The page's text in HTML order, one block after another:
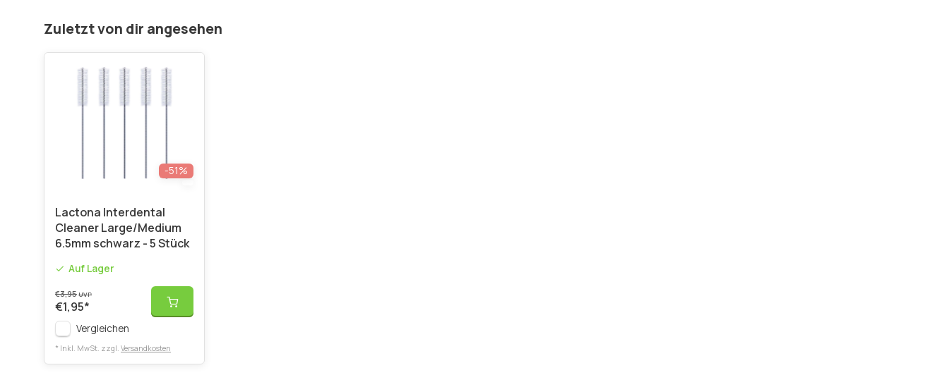
Zuletzt von dir angesehen
-51%
Lactona Interdental
Cleaner Large/Medium
6.5mm schwarz - 5 Stück
Auf Lager
€3,95UVP
€1,95*
Vergleichen
* Inkl. MwSt. zzgl. Versandkosten